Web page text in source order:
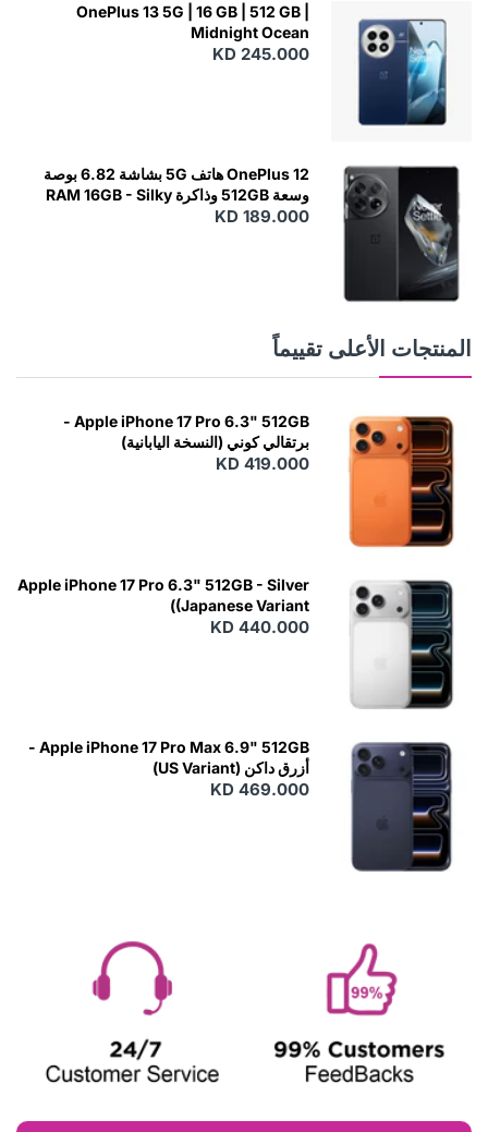
OnePlus 13 5G | 16 GB | 512 GB |
Midnight Ocean
KD 245.000
OnePlus 12 هاتف 5G بشاشة 6.82 بوصة
وسعة 512GB وذاكرة RAM 16GB - Silky
Black
KD 189.000
المنتجات الأعلى تقييماً
Apple iPhone 17 Pro 6.3" 512GB -
برتقالي كوني (النسخة اليابانية)
KD 419.000
Apple iPhone 17 Pro 6.3" 512GB - Silver
(Japanese Variant)
KD 440.000
Apple iPhone 17 Pro Max 6.9" 512GB -
أزرق داكن (US Variant)
KD 469.000